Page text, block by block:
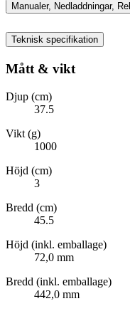
Manualer, Nedladdningar,
Teknisk specifikation
Mått & vikt
Djup (cm)
37.5
Vikt (g)
1000
Höjd (cm)
3
Bredd (cm)
45.5
Höjd (inkl. emballage)
72,0 mm
Bredd (inkl. emballage)
442,0 mm